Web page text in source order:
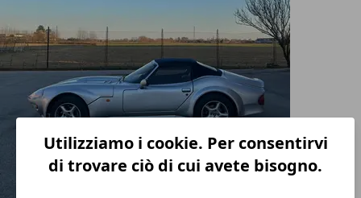
Utilizziamo i cookie. Per consentirvi
di trovare ciò di cui avete bisogno.